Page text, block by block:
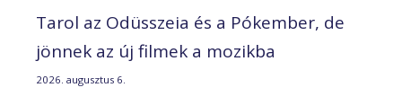
Tarol az Odüsszeia és a Pókember, de
jönnek az új filmek a mozikba
2026. augusztus 6.